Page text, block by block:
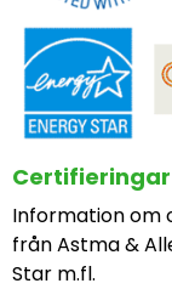
Information om
från Astma &
Star m.fl.